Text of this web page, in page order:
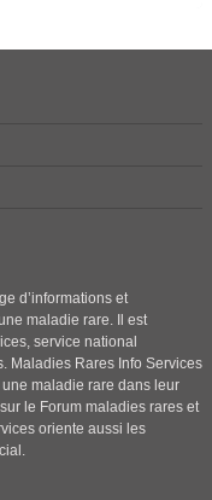
d’informations et
maladie rare. Il est
service national
Maladies Rares Info Services
maladie rare dans leur
le Forum maladies rares et
oriente aussi les